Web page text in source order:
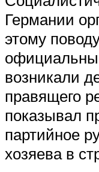
Германии
этому
возникали
правящего
показывал
партийное
хозяева в